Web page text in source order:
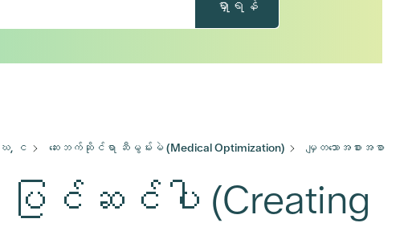
ရှာရန်
, င ဆေးဘက်ဆိုင်ရာ ဆီမွမ်းမဲ (Medical Optimization)
မျှတသောအစားအစာ
ြင်ဆင်ပါ (Creating